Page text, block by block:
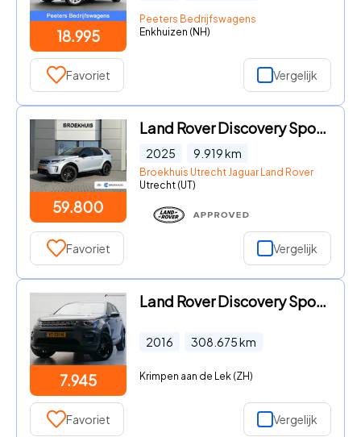
18.995
Peeters Bedrijfswagens
Enkhuizen (NH)
Favoriet Vergelijk
59.800
Land Rover Discovery Sport - P270e Dynamic SE | Pano | Black Pack | Cold Climate | 360gr
2025 9.919km
Broekhuis Utrecht Jaguar Land Rover
Utrecht (UT)
Favoriet Vergelijk
7.945
Land Rover Discovery Sport - 2.0 TD4 HSE Luxury Grijs Kenteken (PANORAMADAK, TREKHAAK, ST
2016 308.675km
Krimpen aan de Lek (ZH)
Favoriet Vergelijk